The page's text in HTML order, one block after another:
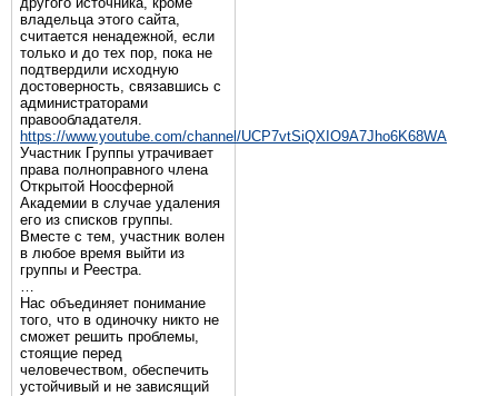
владельца этого сайта,
считается ненадежной, если
только и до тех пор, пока не
подтвердили исходную
достоверность, связавшись с
администраторами
правообладателя.
https://www.youtube.com/channel/UCP7vtSiQXIO9A7Jho6K68WA
Участник Группы утрачивает
права полноправного члена
Открытой Ноосферной
Академии в случае удаления
его из списков группы.
Вместе с тем, участник волен
в любое время выйти из
группы и Реестра.
…
Нас объединяет понимание
того, что в одиночку никто не
сможет решить проблемы,
стоящие перед
человечеством, обеспечить
устойчивый и не зависящий